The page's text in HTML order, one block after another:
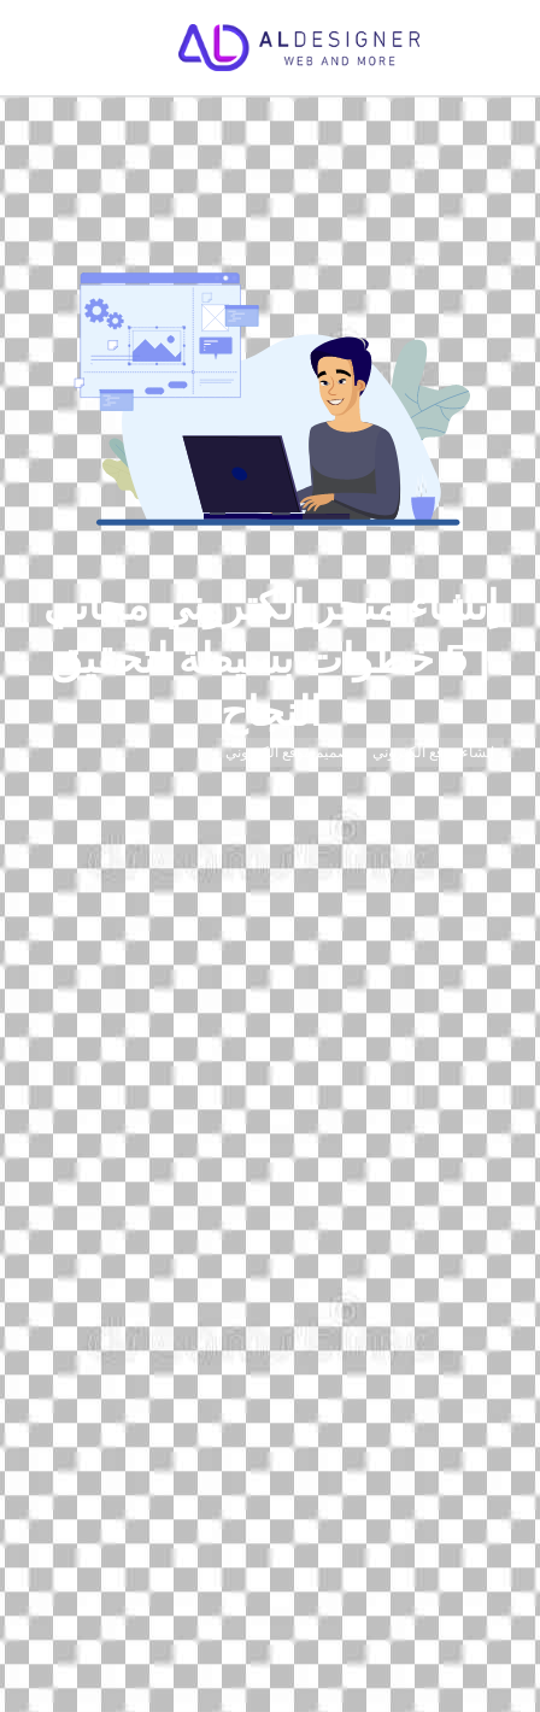
إنشاء متجر إلكتروني مجاني
| 5 خطوات بسيطة لتحقيق
النجاح
إنشاء موقع الكتروني تصميم موقع الكتروني